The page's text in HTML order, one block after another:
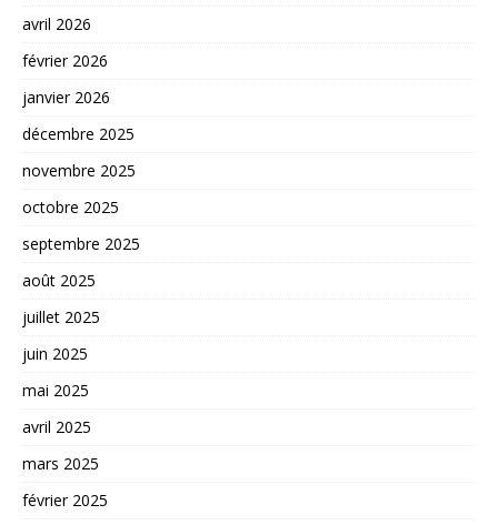
avril 2026
février 2026
janvier 2026
décembre 2025
novembre 2025
octobre 2025
septembre 2025
août 2025
juillet 2025
juin 2025
mai 2025
avril 2025
mars 2025
février 2025